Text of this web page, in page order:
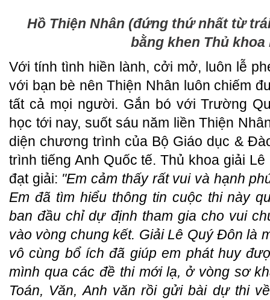
Hồ Thiện Nhân (đứng thứ nhất từ
bằng khen Thủ khoa
Với tính tình hiền lành, cởi mở, luôn lễ
với bạn bè nên Thiện Nhân luôn chiếm
tất cả mọi người. Gắn bó với Trường
học tới nay, suốt sáu năm liền Thiện
diện chương trình của Bộ Giáo dục &
trình tiếng Anh Quốc tế. Thủ khoa giải
đạt giải: "Em cảm thấy rất vui và hạnh
Em đã tìm hiểu thông tin cuộc thi này
ban đầu chỉ dự định tham gia cho vui
vào vòng chung kết. Giải Lê Quý Đôn là
vô cùng bổ ích đã giúp em phát huy
mình qua các đề thi mới lạ, ở vòng sơ
Toán, Văn, Anh văn rồi gửi bài dự thi